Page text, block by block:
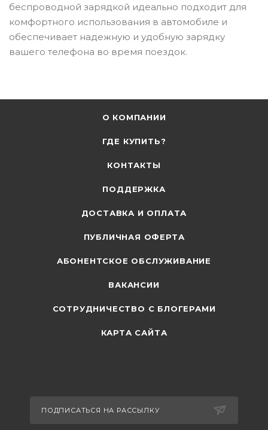
беспроводной зарядкой идеально подходит для
комфортного использования в автомобиле и
обеспечивает надежную и удобную зарядку
вашего телефона во время поездок.
О КОМПАНИИ
ГДЕ КУПИТЬ?
КОНТАКТЫ
ПОДДЕРЖКА
ДОСТАВКА И ОПЛАТА
ПУБЛИЧНАЯ ОФЕРТА
АБОНЕНТСКОЕ ОБСЛУЖИВАНИЕ
ВАКАНСИИ
СОТРУДНИЧЕСТВО С БЛОГЕРАМИ
КАРТА САЙТА
ПОДПИСАТЬСЯ НА РАССЫЛКУ